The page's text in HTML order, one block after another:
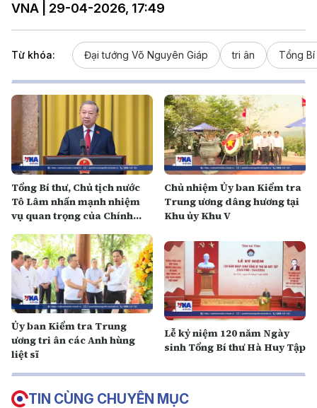
VNA | 29-04-2026, 17:49
Từ khóa: Đại tướng Võ Nguyên Giáp tri ân Tổng
Tổng Bí thư, Chủ tịch nước
Tô Lâm nhấn mạnh nhiệm
vụ quan trọng của Chính
Chủ nhiệm Ủy ban Kiểm tra
Trung ương dâng hương tại
Khu ủy Khu V
Ủy ban Kiểm tra Trung
ương tri ân các Anh hùng
liệt sĩ
Lễ kỷ niệm 120 năm Ngày
sinh Tổng Bí thư Hà Huy Tập
TIN CÙNG CHUYÊN MỤC